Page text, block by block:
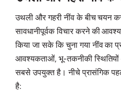
उथली और गहरी नींव के बीच चयन
सावधानीपूर्वक विचार करने की
किया जा सके कि चुना गया नींव का
आवश्यकताओं, भू-तकनीकी
सबसे उपयुक्त है। नीचे प्रासंगिक
है: